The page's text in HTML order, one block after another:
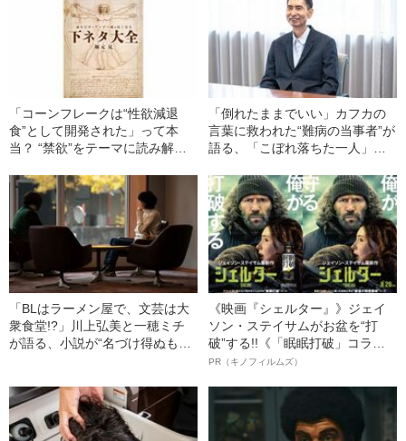
「コーンフレークは“性欲減退
食”として開発された」って本
当？ “禁欲”をテーマに読み解く
「倒れたままでいい」カフカの
言葉に救われた“難病の当事者”が
語る、「こぼれ落ちた一人」を
「BLはラーメン屋で、文芸は大
衆食堂!?」川上弘美と一穂ミチ
が語る、小説が“名づけ得ぬも
《映画『シェルター』》ジェイ
ソン・ステイサムがお盆を“打
破”する!!《「眠眠打破」コラ
ボ》
PR（キノフィルムズ）